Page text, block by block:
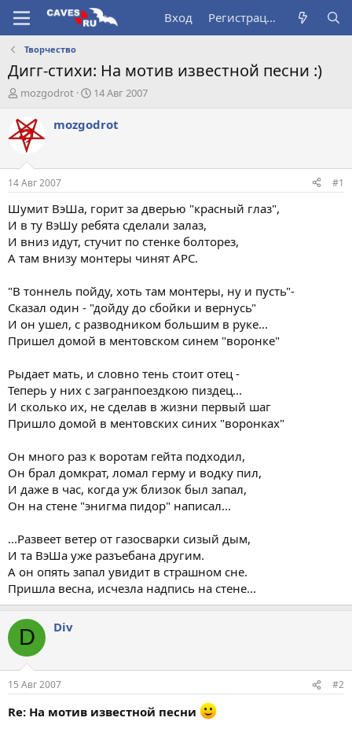
Вход Регистрация
Творчество
Дигг-стихи: На мотив известной песни :)
А
т
о
р
т
е
м
ы
mоzgodrot
Д
т
а
л
а
14 Авг 2007
mоzgodrot
14 Авг 2007 #1
Шумит ВэШа, горит за дверью "красный глаз",
И в ту ВэШу ребята сделали залаз,
И вниз идут, стучит по стенке болторез,
А там внизу монтеры чинят АРС.
"В тоннель пойду, хоть там монтеры, ну и пусть"-
Сказал один - "дойду до сбойки и вернусь"
И он ушел, с разводником большим в руке...
Пришел домой в ментовском синем "воронке"
Рыдает мать, и словно тень стоит отец -
Теперь у них с загранпоездкою пиздец...
И сколько их, не сделав в жизни первый шаг
Пришло домой в ментовских синих "воронках"
Он много раз к воротам гейта подходил,
Он брал домкрат, ломал герму и водку пил,
И даже в час, когда уж близок был запал,
Он на стене "энигма пидор" написал...
...Развеет ветер от газосварки сизый дым,
И та ВэШа уже разъебана другим.
А он опять запал увидит в страшном сне.
Пришла весна, исчезла надпись на стене...
D Div
15 Авг 2007 #2
Re: На мотив известной песни